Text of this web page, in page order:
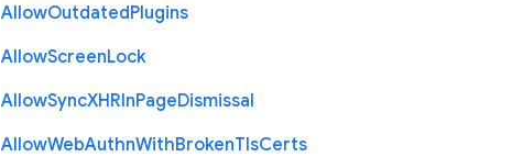
AllowOutdatedPlugins
AllowScreenLock
AllowSyncXHRInPageDismissal
AllowWebAuthnWithBrokenTlsCerts